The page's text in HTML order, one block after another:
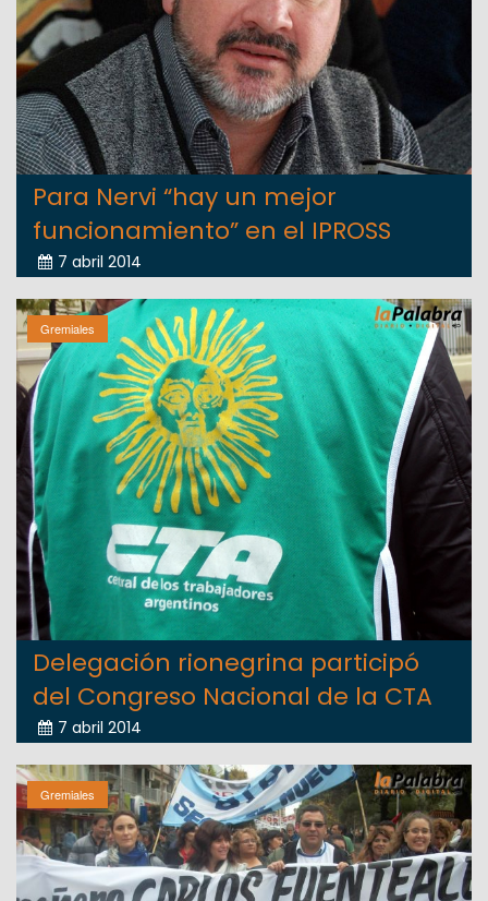
Para Nervi “hay un mejor
funcionamiento” en el IPROSS
7 abril 2014
Gremiales
Delegación rionegrina participó
del Congreso Nacional de la CTA
7 abril 2014
Gremiales